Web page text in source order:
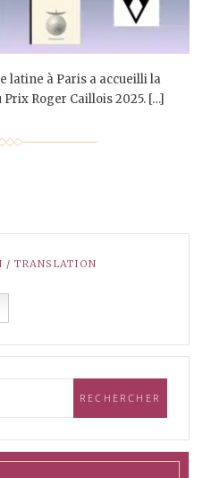
latine à Paris a accueilli la
Roger Caillois 2025. […]
/ TRANSLATION